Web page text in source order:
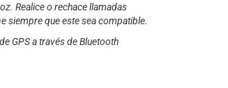
Realice o rechace llamadas
siempre que este sea compatible.
GPS a través de Bluetooth